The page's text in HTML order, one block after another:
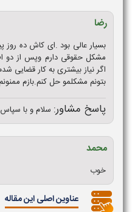
رضا
مشکل حقوقی دارم وپس از دو
اگر نیاز بیشتری به کار قضایی
بتونم مشکلمو حل کنم.بازم
پاسخ مشاور: سلام و با
محمد
خوب
عناوین اصلی این مقاله